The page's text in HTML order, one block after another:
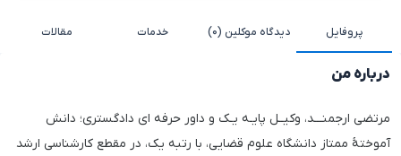
پروفایل دیدگاه موکلین (۰) خدمات مقالات
درباره من
مرتضی ارجمنـــد، وکیــل پایـه یـک و داور حرفه ای دادگستری؛ دانش
آموختهٔ ممتاز دانشگاه علوم قضایی، با رتبه یک، در مقطع کارشناسی ارشد